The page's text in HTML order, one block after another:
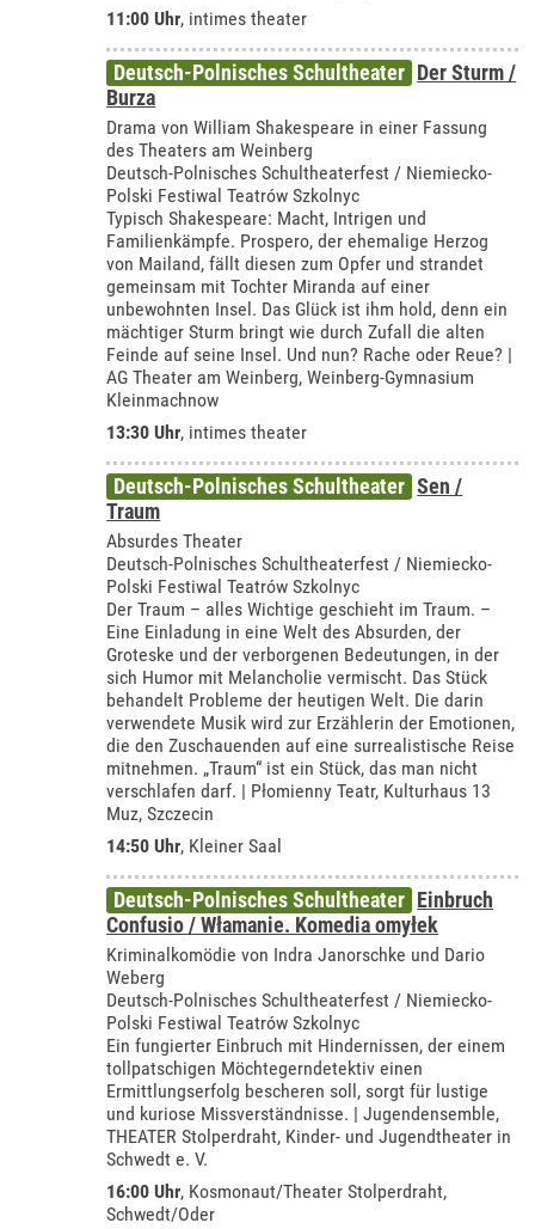
11:00 Uhr, intimes theater
Deutsch-Polnisches Schultheater Der Sturm /
Burza
Drama von William Shakespeare in einer Fassung
des Theaters am Weinberg
Deutsch-Polnisches Schultheaterfest / Niemiecko-
Polski Festiwal Teatrów Szkolnyc
Typisch Shakespeare: Macht, Intrigen und
Familienkämpfe. Prospero, der ehemalige Herzog
von Mailand, fällt diesen zum Opfer und strandet
gemeinsam mit Tochter Miranda auf einer
unbewohnten Insel. Das Glück ist ihm hold, denn ein
mächtiger Sturm bringt wie durch Zufall die alten
Feinde auf seine Insel. Und nun? Rache oder Reue? |
AG Theater am Weinberg, Weinberg-Gymnasium
Kleinmachnow
13:30 Uhr, intimes theater
Deutsch-Polnisches Schultheater Sen /
Traum
Absurdes Theater
Deutsch-Polnisches Schultheaterfest / Niemiecko-
Polski Festiwal Teatrów Szkolnyc
Der Traum – alles Wichtige geschieht im Traum. –
Eine Einladung in eine Welt des Absurden, der
Groteske und der verborgenen Bedeutungen, in der
sich Humor mit Melancholie vermischt. Das Stück
behandelt Probleme der heutigen Welt. Die darin
verwendete Musik wird zur Erzählerin der Emotionen,
die den Zuschauenden auf eine surrealistische Reise
mitnehmen. „Traum“ ist ein Stück, das man nicht
verschlafen darf. | Płomienny Teatr, Kulturhaus 13
Muz, Szczecin
14:50 Uhr, Kleiner Saal
Deutsch-Polnisches Schultheater Einbruch
Confusio / Włamanie. Komedia omyłek
Kriminalkomödie von Indra Janorschke und Dario
Weberg
Deutsch-Polnisches Schultheaterfest / Niemiecko-
Polski Festiwal Teatrów Szkolnyc
Ein fungierter Einbruch mit Hindernissen, der einem
tollpatschigen Möchtegerndetektiv einen
Ermittlungserfolg bescheren soll, sorgt für lustige
und kuriose Missverständnisse. | Jugendensemble,
THEATER Stolperdraht, Kinder- und Jugendtheater in
Schwedt e. V.
16:00 Uhr, Kosmonaut/Theater Stolperdraht,
Schwedt/Oder